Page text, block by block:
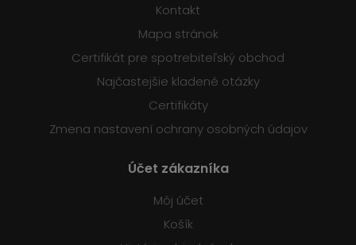
Kontakt
Mapa stránok
Certifikát pre spotrebiteľský obchod
Najčastejšie kladené otázky
Certifikáty
Zmena nastavení ochrany osobných údajov
Účet zákazníka
Môj účet
Košík